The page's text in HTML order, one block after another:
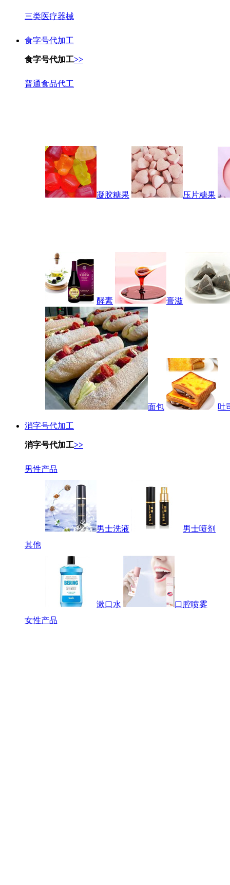
三类医疗器械
食字号代加工
食字号代加工>>
普通食品代工
凝胶糖果 压片糖果
酵素 膏滋
面包 吐
消字号代加工
消字号代加工>>
男性产品
男士洗液
男士喷剂
其他
漱口水
口腔喷雾
女性产品